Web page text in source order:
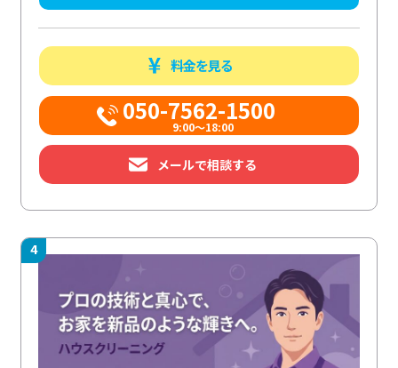
料金を見る
050-7562-1500
9:00～18:00
メールで相談する
4